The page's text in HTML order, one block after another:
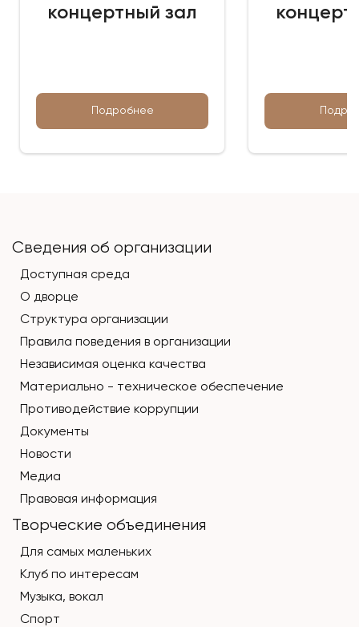
концертный зал
Подробнее
Сведения об организации
Доступная среда
О дворце
Структура организации
Правила поведения в организации
Независимая оценка качества
Материально - техническое обеспечение
Противодействие коррупции
Документы
Новости
Медиа
Правовая информация
Творческие объединения
Для самых маленьких
Клуб по интересам
Музыка, вокал
Спорт